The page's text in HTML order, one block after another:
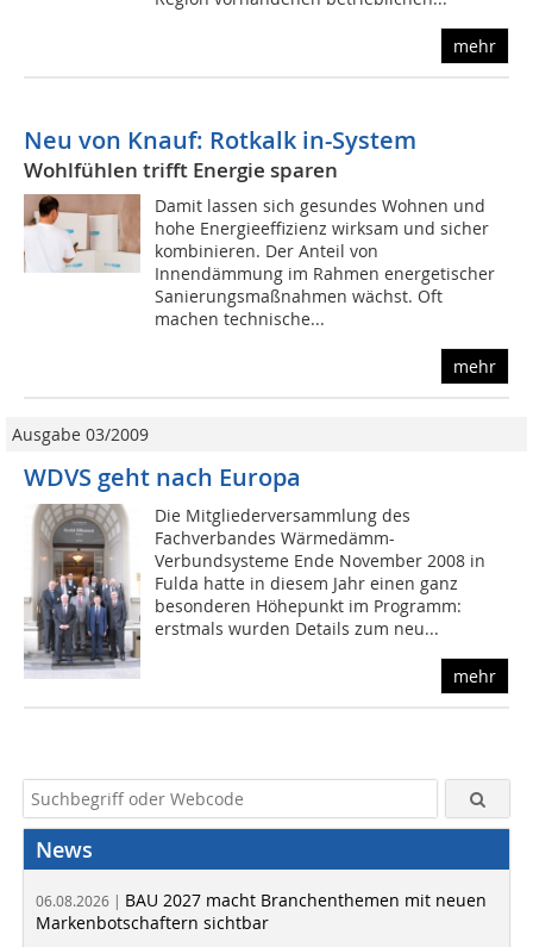
mehr
Neu von Knauf: Rotkalk in-System
Wohlfühlen trifft Energie sparen
Damit lassen sich gesundes Wohnen und
hohe Energieeffizienz wirksam und sicher
kombinieren. Der Anteil von
Innendämmung im Rahmen energetischer
Sanierungsmaßnahmen wächst. Oft
machen technische...
mehr
Ausgabe 03/2009
WDVS geht nach Europa
Die Mitgliederversammlung des
Fachverbandes Wärmedämm-
Verbundsysteme Ende November 2008 in
Fulda hatte in diesem Jahr einen ganz
besonderen Höhepunkt im Programm:
erstmals wurden Details zum neu...
mehr
News
06.08.2026 | BAU 2027 macht Branchenthemen mit neuen
Markenbotschaftern sichtbar